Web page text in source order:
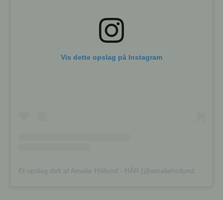
Vis dette opslag på Instagram
Et opslag delt af Amalie Höilund - HÅR (@amaliehoilund.hair)